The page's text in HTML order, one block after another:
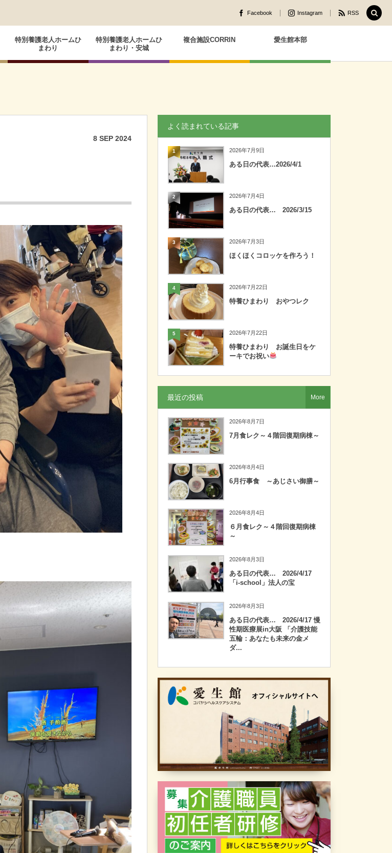
Facebook Instagram RSS
特別養護老人ホームひ
まわり
特別養護老人ホームひ
まわり・安城
複合施設CORRIN 愛生館本部
8 SEP 2024
よく読まれている記事
1 2026年7月9日
ある日の代表…2026/4/1
2 2026年7月4日
ある日の代表… 2026/3/15
3 2026年7月3日
ほくほくコロッケを作ろう！
4 2026年7月22日
特養ひまわり おやつレク
5 2026年7月22日
特養ひまわり お誕生日をケ
ーキでお祝い
最近の投稿
2026年8月7日
7月食レク～４階回復期病棟～
2026年8月4日
6月行事食 ～あじさい御膳～
2026年8月4日
６月食レク～４階回復期病棟
～
2026年8月3日
ある日の代表… 2026/4/17
「i-school」法人の宝
2026年8月3日
ある日の代表… 2026/4/17 慢
性期医療展in大阪 「介護技能
五輪：あなたも未来の金メ
ダ...
More